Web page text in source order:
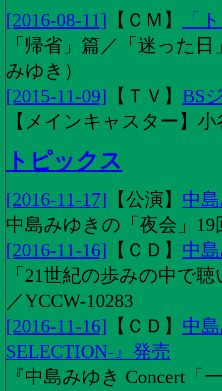
[2016-08-11] 【 ＣＭ 】
「
「帰省」篇／「迷った
みゆき）
[2015-11-09] 【 ＴＶ 】 BS
【メインキャスター】
トピックス
[2016-11-17] 【公演 】 中
中島みゆきの「夜会」
[2016-11-16] 【 ＣＤ 】 中
「21世紀の歩みの中で
／YCCW-10283
[2016-11-16] 【 ＣＤ 】 中
SELECTION-』発売
『中島みゆき Concert